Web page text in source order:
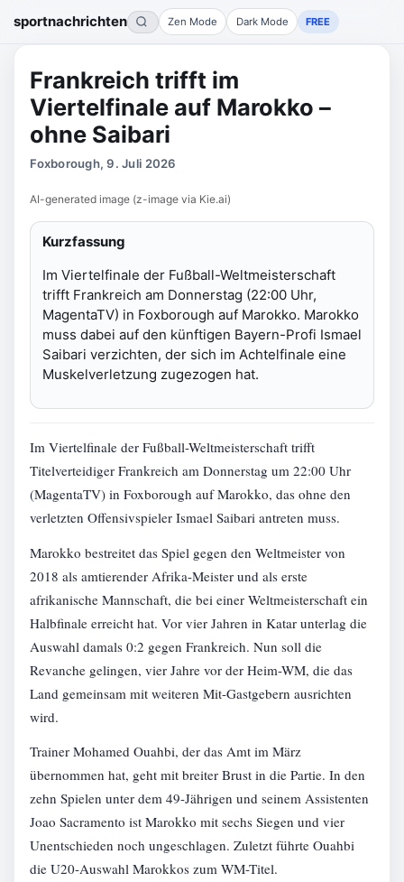
sportnachrichten Zen Mode Dark Mode FREE
Frankreich trifft im
Viertelfinale auf Marokko –
ohne Saibari
Foxborough, 9. Juli 2026
AI-generated image (z-image via Kie.ai)
Kurzfassung
Im Viertelfinale der Fußball-Weltmeisterschaft
trifft Frankreich am Donnerstag (22:00 Uhr,
MagentaTV) in Foxborough auf Marokko. Marokko
muss dabei auf den künftigen Bayern-Profi Ismael
Saibari verzichten, der sich im Achtelfinale eine
Muskelverletzung zugezogen hat.
Im Viertelfinale der Fußball-Weltmeisterschaft trifft
Titelverteidiger Frankreich am Donnerstag um 22:00 Uhr
(MagentaTV) in Foxborough auf Marokko, das ohne den
verletzten Offensivspieler Ismael Saibari antreten muss.
Marokko bestreitet das Spiel gegen den Weltmeister von
2018 als amtierender Afrika-Meister und als erste
afrikanische Mannschaft, die bei einer Weltmeisterschaft ein
Halbfinale erreicht hat. Vor vier Jahren in Katar unterlag die
Auswahl damals 0:2 gegen Frankreich. Nun soll die
Revanche gelingen, vier Jahre vor der Heim-WM, die das
Land gemeinsam mit weiteren Mit-Gastgebern ausrichten
wird.
Trainer Mohamed Ouahbi, der das Amt im März
übernommen hat, geht mit breiter Brust in die Partie. In den
zehn Spielen unter dem 49-Jährigen und seinem Assistenten
Joao Sacramento ist Marokko mit sechs Siegen und vier
Unentschieden noch ungeschlagen. Zuletzt führte Ouahbi
die U20-Auswahl Marokkos zum WM-Titel.